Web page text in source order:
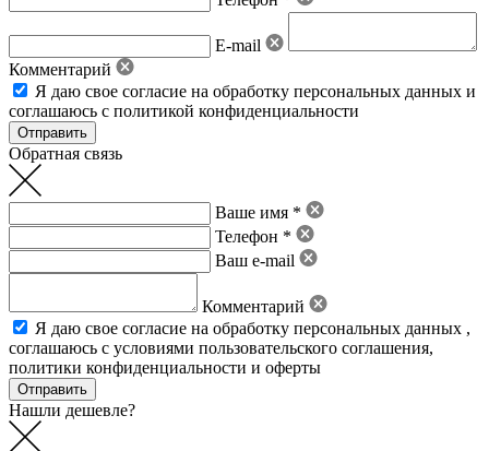
E-mail
Комментарий
Я даю свое согласие на обработку персональных данных и
соглашаюсь с политикой конфиденциальности
Обратная связь
Ваше имя *
Телефон *
Ваш e-mail
Комментарий
Я даю свое согласие на обработку персональных данных ,
соглашаюсь с условиями пользовательского соглашения,
политики конфиденциальности и оферты
Нашли дешевле?